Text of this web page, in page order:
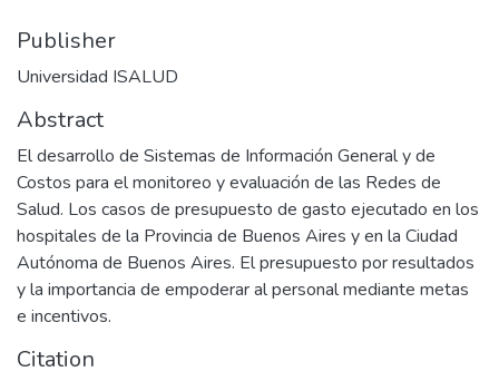
Publisher
Universidad ISALUD
Abstract
El desarrollo de Sistemas de Información General y de
Costos para el monitoreo y evaluación de las Redes de
Salud. Los casos de presupuesto de gasto ejecutado en los
hospitales de la Provincia de Buenos Aires y en la Ciudad
Autónoma de Buenos Aires. El presupuesto por resultados
y la importancia de empoderar al personal mediante metas
e incentivos.
Citation